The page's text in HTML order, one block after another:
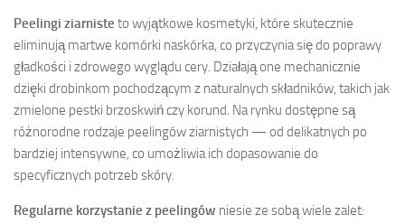
Peelingi ziarniste to wyjątkowe kosmetyki, które skutecznie
eliminują martwe komórki naskórka, co przyczynia się do poprawy
gładkości i zdrowego wyglądu cery. Działają one mechanicznie
dzięki drobinkom pochodzącym z naturalnych składników, takich jak
zmielone pestki brzoskwiń czy korund. Na rynku dostępne są
różnorodne rodzaje peelingów ziarnistych — od delikatnych po
bardziej intensywne, co umożliwia ich dopasowanie do
specyficznych potrzeb skóry.
Regularne korzystanie z peelingów niesie ze sobą wiele zalet: